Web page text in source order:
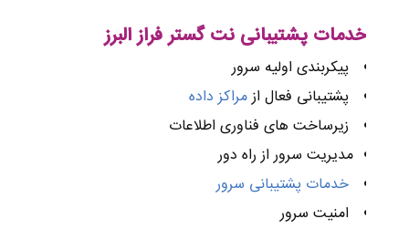
خدمات پشتیبانی نت گستر فراز البرز
پیکربندی اولیه سرور
پشتیبانی فعال ازمراکز داده
زیرساخت های فناوری اطلاعات
مدیریت سرور از راه دور
خدمات پشتیبانی سرور
امنیت سرور